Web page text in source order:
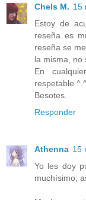
Chels M. 15
Estoy de
reseña es
reseña se
la misma, no
En
respetable
Besotes.
Responder
Athenna 15
Yo les doy
muchísimo;